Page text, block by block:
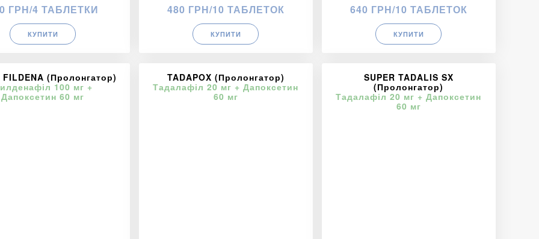
ГРН/4 ТАБЛЕТКИ
КУПИТИ
480 ГРН/10 ТАБЛЕТОК
КУПИТИ
640 ГРН/10 ТАБЛЕТОК
КУПИТИ
FILDENA (Пролонгатор)
100 мг +
Дапоксетин 60 мг
TADAPOX (Пролонгатор)
Тадалафіл 20 мг + Дапоксетин
60 мг
SUPER TADALIS SX
(Пролонгатор)
Тадалафіл 20 мг + Дапоксетин
60 мг